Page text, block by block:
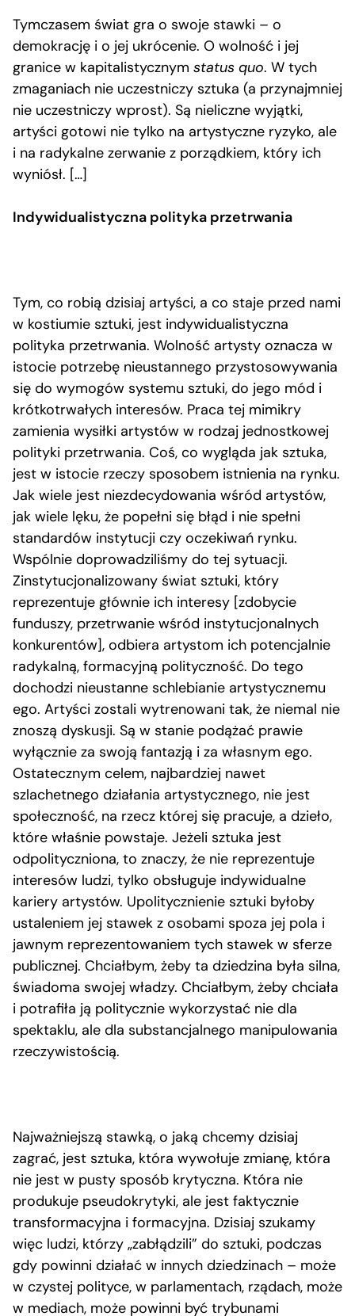
Tymczasem świat gra o swoje stawki – o
demokrację i o jej ukrócenie. O wolność i jej
granice w kapitalistycznym status quo. W tych
zmaganiach nie uczestniczy sztuka (a przynajmniej
nie uczestniczy wprost). Są nieliczne wyjątki,
artyści gotowi nie tylko na artystyczne ryzyko, ale
i na radykalne zerwanie z porządkiem, który ich
wyniósł. […]
Indywidualistyczna polityka przetrwania
Tym, co robią dzisiaj artyści, a co staje przed nami
w kostiumie sztuki, jest indywidualistyczna
polityka przetrwania. Wolność artysty oznacza w
istocie potrzebę nieustannego przystosowywania
się do wymogów systemu sztuki, do jego mód i
krótkotrwałych interesów. Praca tej mimikry
zamienia wysiłki artystów w rodzaj jednostkowej
polityki przetrwania. Coś, co wygląda jak sztuka,
jest w istocie rzeczy sposobem istnienia na rynku.
Jak wiele jest niezdecydowania wśród artystów,
jak wiele lęku, że popełni się błąd i nie spełni
standardów instytucji czy oczekiwań rynku.
Wspólnie doprowadziliśmy do tej sytuacji.
Zinstytucjonalizowany świat sztuki, który
reprezentuje głównie ich interesy [zdobycie
funduszy, przetrwanie wśród instytucjonalnych
konkurentów], odbiera artystom ich potencjalnie
radykalną, formacyjną polityczność. Do tego
dochodzi nieustanne schlebianie artystycznemu
ego. Artyści zostali wytrenowani tak, że niemal nie
znoszą dyskusji. Są w stanie podążać prawie
wyłącznie za swoją fantazją i za własnym ego.
Ostatecznym celem, najbardziej nawet
szlachetnego działania artystycznego, nie jest
społeczność, na rzecz której się pracuje, a dzieło,
które właśnie powstaje. Jeżeli sztuka jest
odpolityczniona, to znaczy, że nie reprezentuje
interesów ludzi, tylko obsługuje indywidualne
kariery artystów. Upolitycznienie sztuki byłoby
ustaleniem jej stawek z osobami spoza jej pola i
jawnym reprezentowaniem tych stawek w sferze
publicznej. Chciałbym, żeby ta dziedzina była silna,
świadoma swojej władzy. Chciałbym, żeby chciała
i potrafiła ją politycznie wykorzystać nie dla
spektaklu, ale dla substancjalnego manipulowania
rzeczywistością.
Najważniejszą stawką, o jaką chcemy dzisiaj
zagrać, jest sztuka, która wywołuje zmianę, która
nie jest w pusty sposób krytyczna. Która nie
produkuje pseudokrytyki, ale jest faktycznie
transformacyjna i formacyjna. Dzisiaj szukamy
więc ludzi, którzy „zabłądzili” do sztuki, podczas
gdy powinni działać w innych dziedzinach – może
w czystej polityce, w parlamentach, rządach, może
w mediach, może powinni być trybunami